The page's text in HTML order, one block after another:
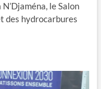
le Salon
des hydrocarbures